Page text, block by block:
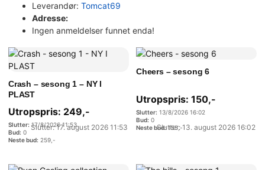
Leverandør: Tomcat69
Adresse:
Ingen anmeldelser funnet enda!
Slutter: 17. august 2026 11:53
Crash – sesong 1 – NY I
PLAST
Utropspris: 249,-
17/8/2026 11:53
0
259 ,-
Slutter: 13. august 2026 16:02
Cheers – sesong 6
Utropspris: 150,-
13/8/2026 16:02
0
155,-